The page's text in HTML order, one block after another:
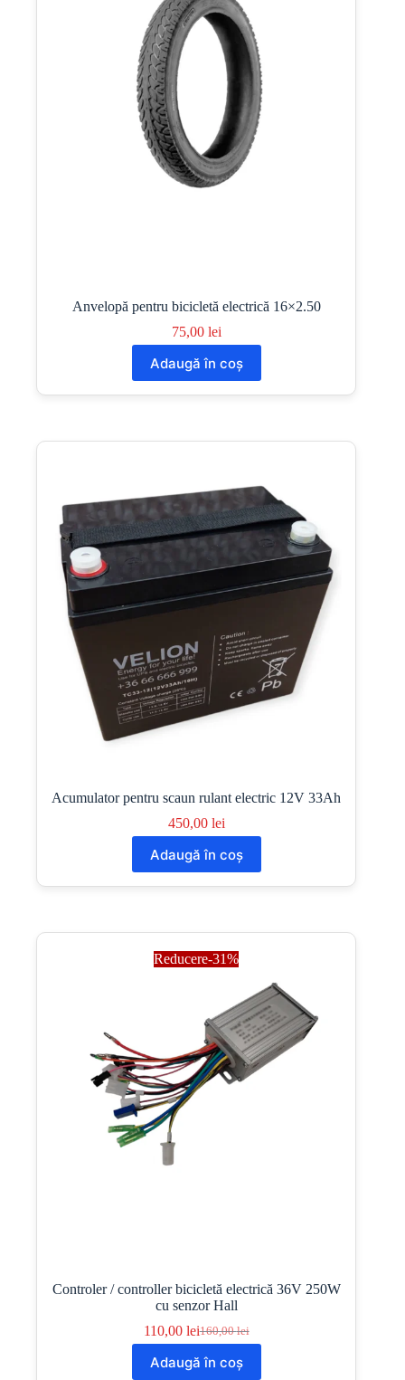
Anvelopă pentru bicicletă electrică 16×2.50
75,00 lei
Adaugă în coș
Acumulator pentru scaun rulant electric 12V 33Ah
450,00 lei
Adaugă în coș
Reducere-31%
Controler / controller bicicletă electrică 36V 250W
cu senzor Hall
160,00lei
Prețul
inițial
a
110,00 leiPrețul
curent
este:
Adaugă în coș